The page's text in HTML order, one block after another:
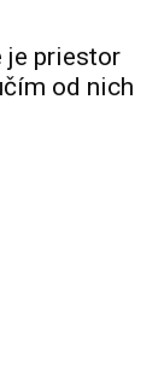
je priestor
od nich